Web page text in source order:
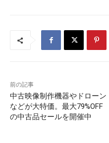
前の記事
中古映像制作機器やドローン
などが大特価。最大79%OFF
の中古品セールを開催中